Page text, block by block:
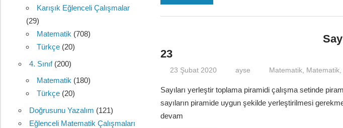
23
23 Şubat 2020 ayse Matematik, Matematik,
Sayıları yerleştir toplama piramidi çalışma setinde
sayıların piramide uygun şekilde yerleştirilmesi
devam
Karışık Eğlenceli Çalışmalar
(29)
Matematik(708)
Türkçe(20)
4. Sınıf(200)
Matematik(180)
Türkçe(20)
Doğrusunu Yazalım (121)
Eğlenceli Matematik Çalışmaları